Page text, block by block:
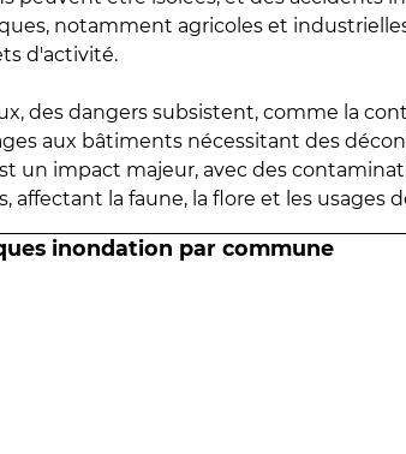
notamment agricoles et
d'activité.
des dangers subsistent, comme la
aux bâtiments nécessitant des
un impact majeur, avec des
affectant la faune, la flore et les usages
inondation par commune